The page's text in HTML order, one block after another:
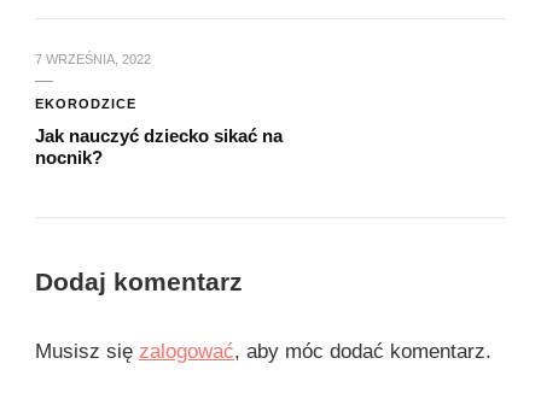
7 WRZEŚNIA, 2022
EKORODZICE
Jak nauczyć dziecko sikać na
nocnik?
Dodaj komentarz
Musisz się zalogować, aby móc dodać komentarz.